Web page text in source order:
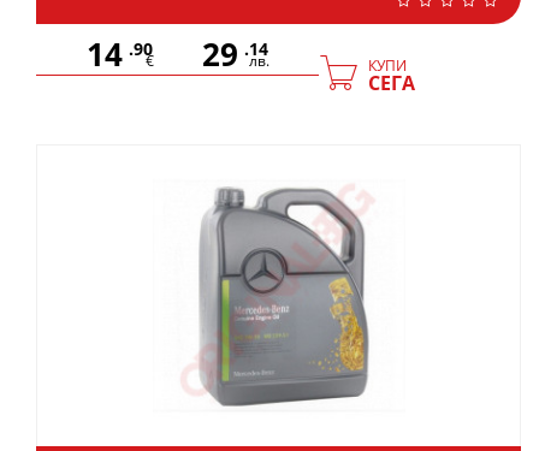
14 .90
€ 29 .14
лв. КУПИ
СЕГА